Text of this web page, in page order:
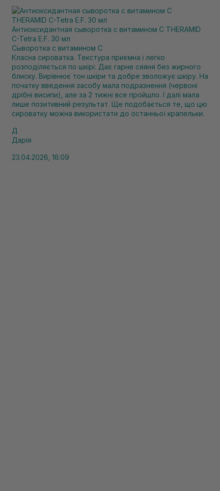
Антиоксидантная сыворотка с витамином C THERAMID
C-Tetra E.F. 30 мл
Сыворотка с витамином С
Класна сироватка. Текстура приємна і легко
розподіляється по шкірі. Дає гарне сяяня без жирного
блиску. Вирівнює тон шкіри та добре зволожує шкіру. На
початку введення засобу мала подразнення (червоні
дрібні висипи), але за 2 тижні все пройшло. І далі мала
лише позитивний результат. Ще подобається те, що цю
сироватку можна використати до останньої крапельки.
Д
Дарія
23.04.2026, 16:09